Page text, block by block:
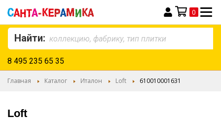
Моя корзина
0
Найти:
8 495 235 65 35
Главная Каталог Италон Loft 610010001631
Loft